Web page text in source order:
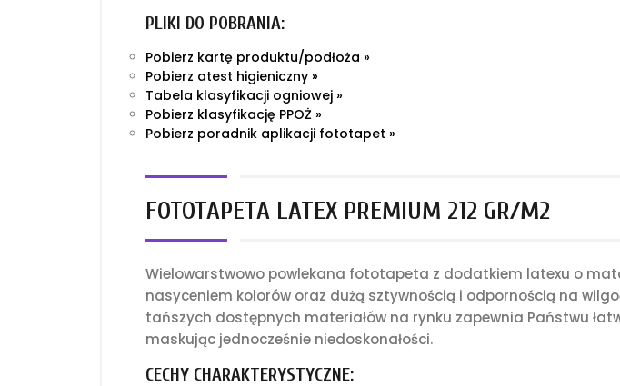
PLIKI DO POBRANIA:
Pobierz kartę produktu/podłoża »
Pobierz atest higieniczny »
Tabela klasyfikacji ogniowej »
Pobierz klasyfikację PPOŻ »
Pobierz poradnik aplikacji fototapet »
FOTOTAPETA LATEX PREMIUM 212 GR/M2
Wielowarstwowo powlekana fototapeta z dodatkiem latexu o
nasyceniem kolorów oraz dużą sztywnością i odpornością na
tańszych dostępnych materiałów na rynku zapewnia Państwu
maskując jednocześnie niedoskonałości.
CECHY CHARAKTERYSTYCZNE: